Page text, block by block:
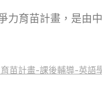
力育苗計畫，是由